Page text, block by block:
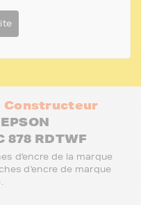
Constructeur
878 RDTWF
d'encre de la marque
d'encre de marque